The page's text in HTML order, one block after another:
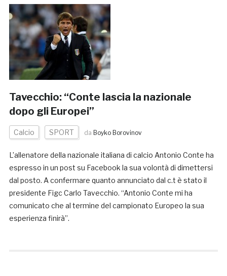
Tavecchio: “Conte lascia la nazionale
dopo gli Europei”
Calcio SPORT da Boyko Borovinov
L’allenatore della nazionale italiana di calcio Antonio Conte ha
espresso in un post su Facebook la sua volontà di dimettersi
dal posto. A confermare quanto annunciato dal c.t è stato il
presidente Figc Carlo Tavecchio. “Antonio Conte mi ha
comunicato che al termine del campionato Europeo la sua
esperienza finirà”.